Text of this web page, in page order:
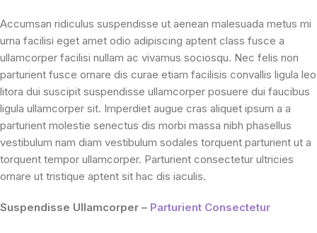
Accumsan ridiculus suspendisse ut aenean malesuada metus mi
urna facilisi eget amet odio adipiscing aptent class fusce a
ullamcorper facilisi nullam ac vivamus sociosqu. Nec felis non
parturient fusce ornare dis curae etiam facilisis convallis ligula leo
litora dui suscipit suspendisse ullamcorper posuere dui faucibus
ligula ullamcorper sit. Imperdiet augue cras aliquet ipsum a a
parturient molestie senectus dis morbi massa nibh phasellus
vestibulum nam diam vestibulum sodales torquent parturient ut a
torquent tempor ullamcorper. Parturient consectetur ultricies
ornare ut tristique aptent sit hac dis iaculis.
Suspendisse Ullamcorper – Parturient Consectetur